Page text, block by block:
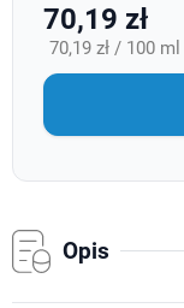
70,19 zł
70,19 zł / 100 ml
Opis